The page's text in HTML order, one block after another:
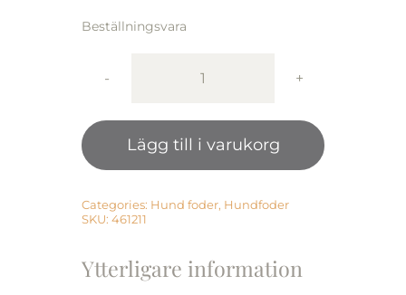
Beställningsvara
Monster
GF
Puppy
L/XL
12
Lägg till i varukorg
Categories: Hund foder, Hundfoder
SKU: 461211
Ytterligare information